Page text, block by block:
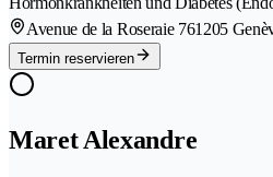
Avenue de la Roseraie 761205
Termin reservieren
Maret Alexandre